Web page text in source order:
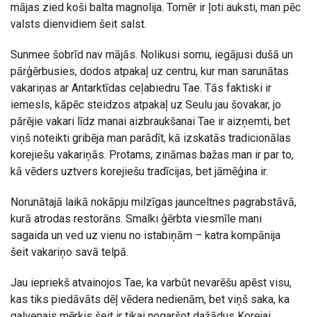
mājas zied koši balta magnolija. Tomēr ir ļoti auksti, man pēc
valsts dienvidiem šeit salst.
Sunmee šobrīd nav mājās. Nolikusi somu, iegājusi dušā un
pārģērbusies, dodos atpakaļ uz centru, kur man sarunātas
vakariņas ar Antarktīdas ceļabiedru Tae. Tās faktiski ir
iemesls, kāpēc steidzos atpakaļ uz Seulu jau šovakar, jo
pārējie vakari līdz manai aizbraukšanai Tae ir aizņemti, bet
viņš noteikti gribēja man parādīt, kā izskatās tradicionālas
korejiešu vakariņās. Protams, zināmas bažas man ir par to,
kā vēders uztvers korejiešu tradīcijas, bet jāmēģina ir.
Norunātajā laikā nokāpju milzīgas jaunceltnes pagrabstāvā,
kurā atrodas restorāns. Smalki ģērbta viesmīle mani
sagaida un ved uz vienu no istabiņām – katra kompānija
šeit vakariņo savā telpā.
Jau iepriekš atvainojos Tae, ka varbūt nevarēšu apēst visu,
kas tiks piedāvāts dēļ vēdera nedienām, bet viņš saka, ka